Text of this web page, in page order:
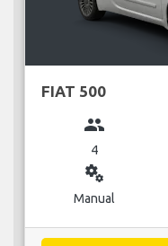
FIAT 500
group
4
miscellaneous_services
Manual